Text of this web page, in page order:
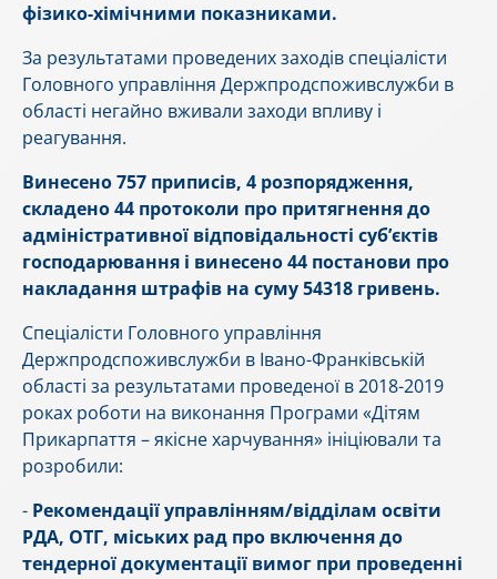
фізико-хімічними показниками.
За результатами проведених заходів спеціалісти
Головного управління Держпродспоживслужби в
області негайно вживали заходи впливу і
реагування.
Винесено 757 приписів, 4 розпорядження,
складено 44 протоколи про притягнення до
адміністративної відповідальності суб’єктів
господарювання і винесено 44 постанови про
накладання штрафів на суму 54318 гривень.
Спеціалісти Головного управління
Держпродспоживслужби в Івано-Франківській
області за результатами проведеної в 2018-2019
роках роботи на виконання Програми «Дітям
Прикарпаття – якісне харчування» ініціювали та
розробили:
- Рекомендації управлінням/відділам освіти
РДА, ОТГ, міських рад про включення до
тендерної документації вимог при проведенні